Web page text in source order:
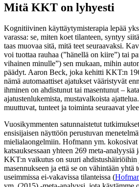
Mitä KKT on lyhyesti
Kognitiivinen käyttäytymisterapia lepää
varassa: se, miten koet tilanteen, syntyy
taas muovaa sitä, mitä teet seuraavaksi.
voi tuottaa rauhaa (”hänellä on kiire”) tai
vihainen minulle”) sen mukaan, mihin
päädyt. Aaron Beck, joka kehitti KKT:n
nämä automaattiset ajatukset vääristyvät
ihminen on ahdistunut tai masentunut –
ajatustenlukemista, mustavalkoista
muuttuvat, tunteet ja toiminta seuraavat
Vuosikymmenten satunnaistetut
ensisijaisen näyttöön perustuvan
mielialaongelmiin. Hofmann ym. kokosivat
katsauksessaan yhteen 269 meta-analyysiä
KKT:n vaikutus on suuri ahdistushäiriöihin
masennukseen ja että se on vähintään yhtä
useimmissa ei-vakavissa tilanteissa (